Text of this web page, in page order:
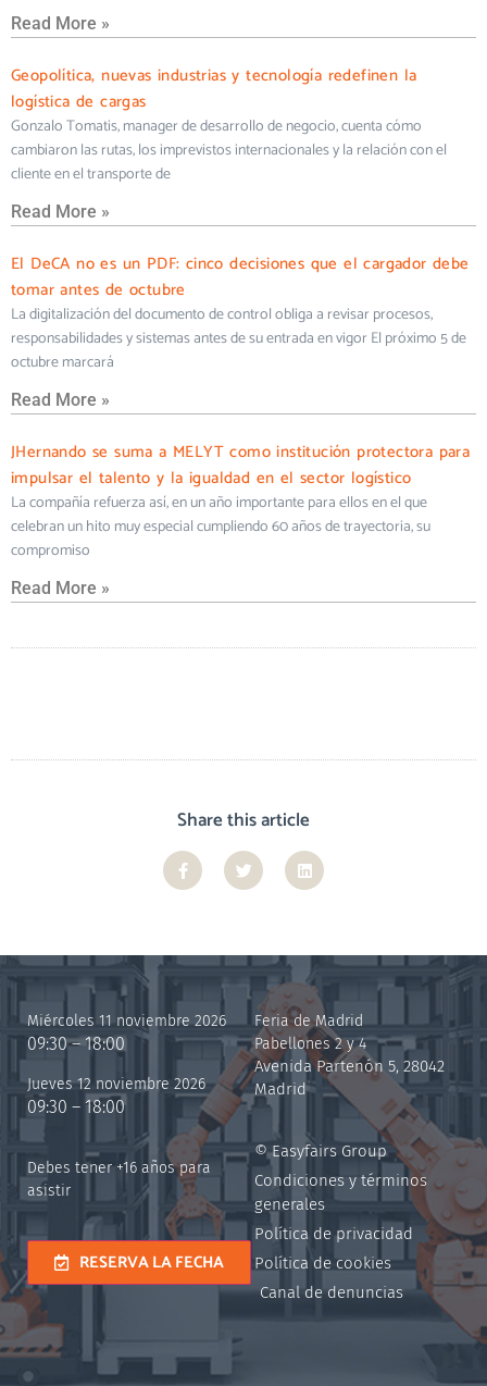
Read More »
Geopolítica, nuevas industrias y tecnología redefinen la
logística de cargas
Gonzalo Tomatis, manager de desarrollo de negocio, cuenta cómo
cambiaron las rutas, los imprevistos internacionales y la relación con el
cliente en el transporte de
Read More »
El DeCA no es un PDF: cinco decisiones que el cargador debe
tomar antes de octubre
La digitalización del documento de control obliga a revisar procesos,
responsabilidades y sistemas antes de su entrada en vigor El próximo 5 de
octubre marcará
Read More »
JHernando se suma a MELYT como institución protectora para
impulsar el talento y la igualdad en el sector logístico
La compañía refuerza así, en un año importante para ellos en el que
celebran un hito muy especial cumpliendo 60 años de trayectoria, su
compromiso
Read More »
Share this article
Miércoles 11 noviembre 2026
09:30 – 18:00
Jueves 12 noviembre 2026
09:30 – 18:00
Debes tener +16 años para
asistir
RESERVA LA FECHA
Feria de Madrid
Pabellones 2 y 4
Avenida Partenón 5, 28042
Madrid
© Easyfairs Group
Condiciones y términos
generales
Política de privacidad
Política de cookies
Canal de denuncias